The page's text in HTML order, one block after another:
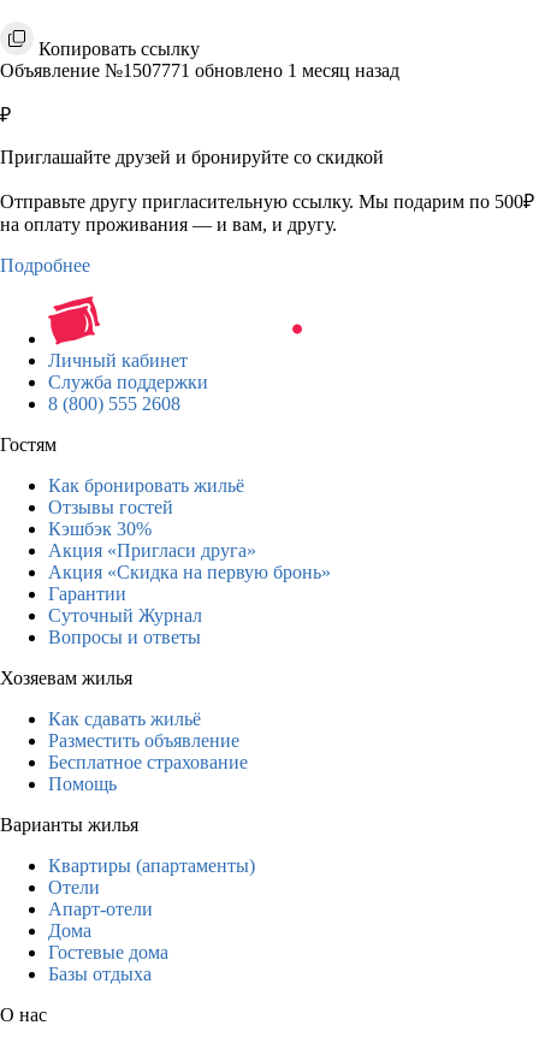
Копировать ссылку
Объявление №1507771 обновлено 1 месяц назад
₽
Приглашайте друзей и бронируйте со скидкой
Отправьте другу пригласительную ссылку. Мы подарим по 500₽
на оплату проживания — и вам, и другу.
Подробнее
Личный кабинет
Служба поддержки
8 (800) 555 2608
Гостям
Как бронировать жильё
Отзывы гостей
Кэшбэк 30%
Акция «Пригласи друга»
Акция «Скидка на первую бронь»
Гарантии
Суточный Журнал
Вопросы и ответы
Хозяевам жилья
Как сдавать жильё
Разместить объявление
Бесплатное страхование
Помощь
Варианты жилья
Квартиры (апартаменты)
Отели
Апарт-отели
Дома
Гостевые дома
Базы отдыха
О нас